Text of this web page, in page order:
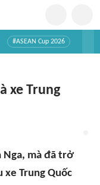
#ASEAN Cup 2026
xe Trung
Nga, mà đã trở
xe Trung Quốc